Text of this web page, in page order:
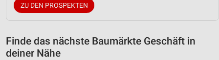
ZU DEN PROSPEKTEN
Finde das nächste Baumärkte Geschäft in
deiner Nähe